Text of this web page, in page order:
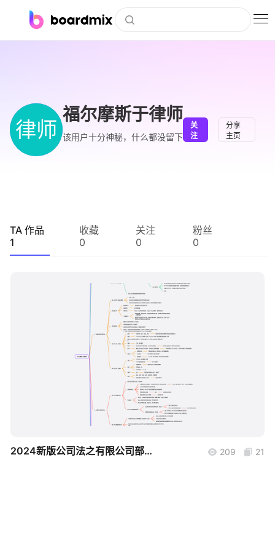
下载
会员
企业服务
律师
福尔摩斯于律师
该用户十分神秘，什么都没留下
关
注
分享
主页
TA 作品
1
收藏
0
关注
0
粉丝
0
boardmix
2024新版公司法之有限公司部分内容梳理 209 21